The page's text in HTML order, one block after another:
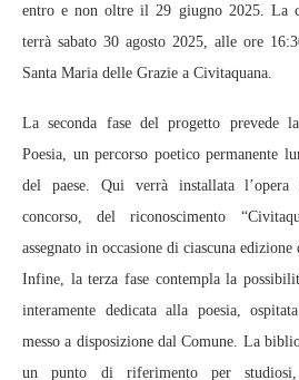
entro e non oltre il 29 giugno 2025. La
terrà sabato 30 agosto 2025, alle ore
Santa Maria delle Grazie a Civitaquana.
La seconda fase del progetto prevede
Poesia, un percorso poetico permanente
del paese. Qui verrà installata
concorso, del riconoscimento
assegnato in occasione di ciascuna edizione
Infine, la terza fase contempla la
interamente dedicata alla poesia,
messo a disposizione dal Comune. La
un punto di riferimento per studiosi,